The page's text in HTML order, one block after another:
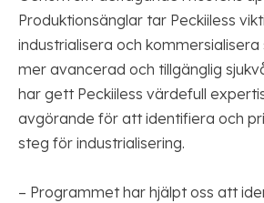
Produktionsänglar tar Peckiiless
industrialisera och kommersialisera
mer avancerad och tillgänglig
har gett Peckiiless värdefull
avgörande för att identifiera och
steg för industrialisering.
– Programmet har hjälpt oss att